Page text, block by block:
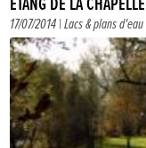
17/07/2014 |Lacs & plans d'eau